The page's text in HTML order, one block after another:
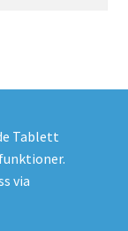
Byggt med
Tablett
via